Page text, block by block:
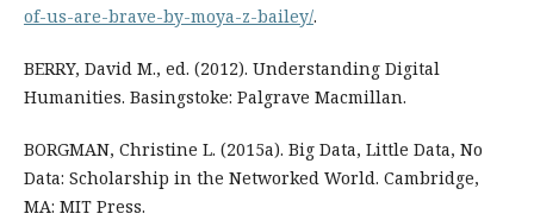
of-us-are-brave-by-moya-z-bailey/.
BERRY, David M., ed. (2012). Understanding Digital
Humanities. Basingstoke: Palgrave Macmillan.
BORGMAN, Christine L. (2015a). Big Data, Little Data, No
Data: Scholarship in the Networked World. Cambridge,
MA: MIT Press.